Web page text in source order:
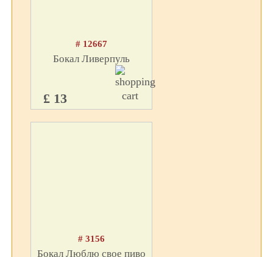
# 12667
Бокал Ливерпуль
£ 13
# 3156
Бокал Люблю свое пиво